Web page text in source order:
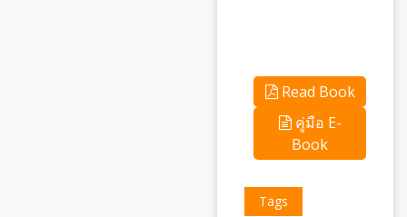
Read Book
คู่มือ E-
Book
Tags